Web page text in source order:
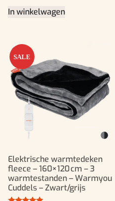
In winkelwagen
SALE
Elektrische warmtedeken
fleece – 160×120 cm – 3
warmtestanden – Warmyou
Cuddels – Zwart/grijs